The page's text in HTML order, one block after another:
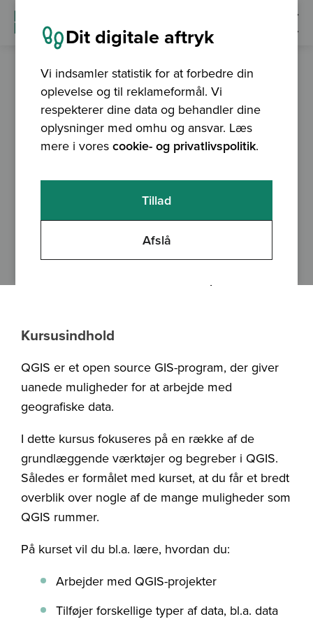
Dit digitale aftryk
Vi indsamler statistik for at forbedre din
oplevelse og til reklameformål. Vi
respekterer dine data og behandler dine
oplysninger med omhu og ansvar. Læs
mere i vorescookie- og privatlivspolitik.
Afslå
Tillad
7. december – 18. december 2023 Er afholdt
Introduktion til QGIS
TIDSPUNKT VARIGHED
7,5 t
4500 kr ekskl. moms (inkl. bidrag til QGIS)
STED KURSUSANSVARLIG
Kursusindhold
QGIS er et open source GIS-program, der giver
uanede muligheder for at arbejde med
geografiske data.
I dette kursus fokuseres på en række af de
grundlæggende værktøjer og begreber i QGIS.
Således er formålet med kurset, at du får et bredt
overblik over nogle af de mange muligheder som
QGIS rummer.
På kurset vil du bl.a. lære, hvordan du:
Arbejder med QGIS-projekter
Tilføjer forskellige typer af data, bl.a. data